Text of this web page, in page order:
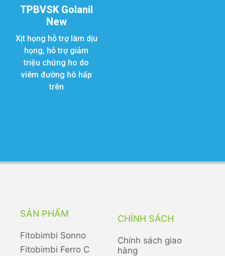
TPBVSK Golanil
New
Xịt họng hỗ trợ làm dịu
họng, hỗ trợ giảm
triệu chứng ho do
viêm đường hô hấp
trên
SẢN PHẨM
Fitobimbi Sonno
Fitobimbi Ferro C
CHÍNH SÁCH
Chính sách giao
hàng